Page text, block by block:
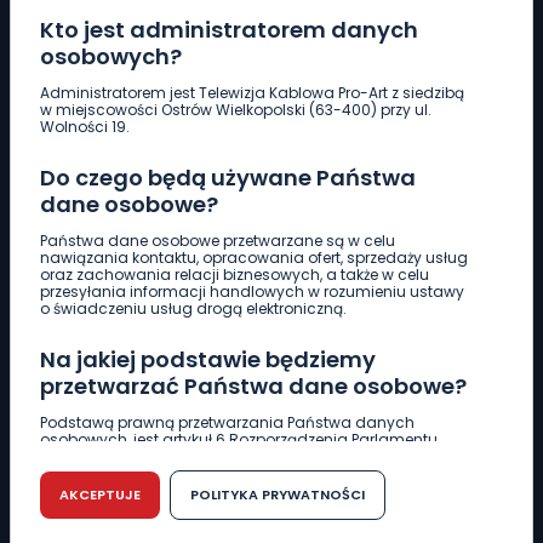
Kto jest administratorem danych
osobowych?
Administratorem jest Telewizja Kablowa Pro-Art z siedzibą
w miejscowości Ostrów Wielkopolski (63-400) przy ul.
Wolności 19.
Do czego będą używane Państwa
dane osobowe?
Państwa dane osobowe przetwarzane są w celu
nawiązania kontaktu, opracowania ofert, sprzedaży usług
oraz zachowania relacji biznesowych, a także w celu
przesyłania informacji handlowych w rozumieniu ustawy
o świadczeniu usług drogą elektroniczną.
Na jakiej podstawie będziemy
przetwarzać Państwa dane osobowe?
Podstawą prawną przetwarzania Państwa danych
osobowych, jest artykuł 6 Rozporządzenia Parlamentu
r. w sprawie ochrony osób fizycznych w związku z
przetwarzaniem danych osobowych w sprawie
swobodnego przepływu takich danych oraz uchylenia
dyrektywy 95/46/WE (RODO).
AKCEPTUJE POLITYKA PRYWATNOŚCI
Pobierz logotyp
661 997 997
REDAKCJA
62 735 22 22redakcja@wlkp24.info
DZIAŁ REKLAMY
62 735 01 85 reklama@wlkp24.info
WIADOMOŚCI
CIEKAWOSTKI